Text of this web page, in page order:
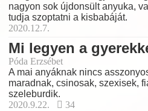
nagyon sok újdonsült anyuka,
tudja szoptatni a kisbabáját.
2020.12.7.
Mi legyen a
Póda Erzsébet
A mai anyáknak nincs
maradnak, csinosak, szexisek,
szeleburdik.
2020.9.22.
34